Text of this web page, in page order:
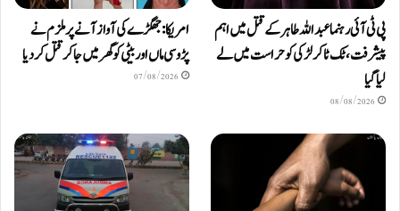
پی ٹی آئی رہنما عبداللہ طاہر کے قتل میں اہم
پیشرفت، ٹک ٹاکر لڑکی کو حراست میں لے
لیا گیا
08/08/2026
امریکا: جھگڑے کی آواز آنے پر ملزم نے
پڑوسی ماں اور بیٹی کو گھر میں جا کر قتل کر دیا
07/08/2026